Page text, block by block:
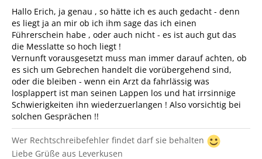
Hallo Erich, ja genau , so hätte ich es auch gedacht - denn
es liegt ja an mir ob ich ihm sage das ich einen
Führerschein habe , oder auch nicht - es ist auch gut das
die Messlatte so hoch liegt !
Vernunft vorausgesetzt muss man immer darauf achten, ob
es sich um Gebrechen handelt die vorübergehend sind,
oder die bleiben - wenn ein Arzt da fahrlässig was
losplappert ist man seinen Lappen los und hat irrsinnige
Schwierigkeiten ihn wiederzuerlangen ! Also vorsichtig bei
solchen Gesprächen !!
Wer Rechtschreibefehler findet darf sie behalten
Liebe Grüße aus Leverkusen